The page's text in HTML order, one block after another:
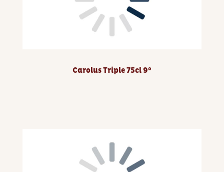
Carolus Triple 75cl 9°